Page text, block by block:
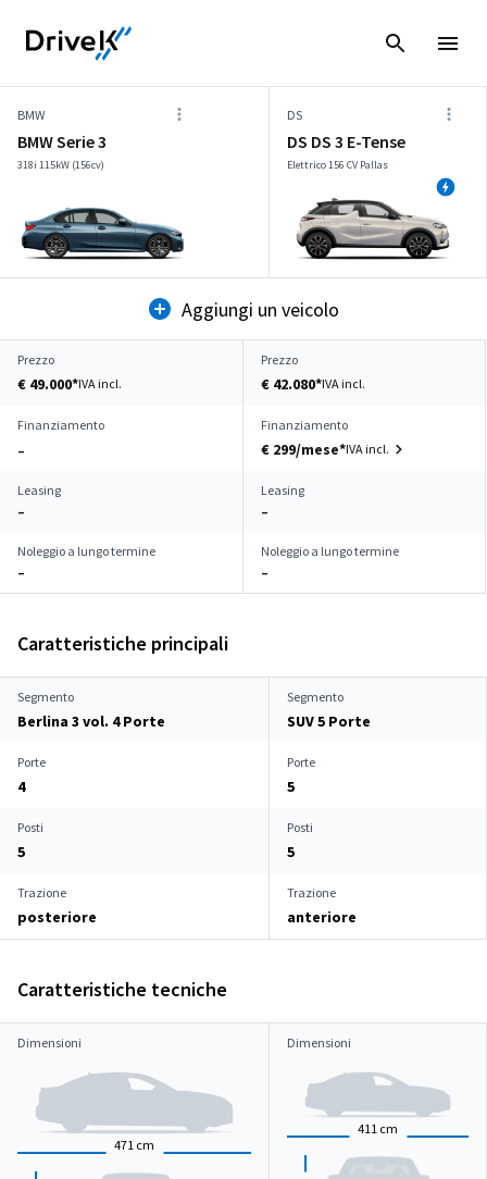
BMW
BMW Serie 3
318i 115kW (156cv)
DS
DS DS 3 E-Tense
Elettrico 156 CV Pallas
Aggiungi un veicolo
Prezzo
€ 49.000*IVA incl.
Prezzo
€ 42.080*IVA incl.
Finanziamento
–
Finanziamento
€ 299/mese*IVA incl.
Leasing
–
Leasing
–
Noleggio a lungo termine
–
Noleggio a lungo termine
–
Caratteristiche principali
Segmento
Berlina 3 vol. 4 Porte
Segmento
SUV 5 Porte
Porte
4
Porte
5
Posti
5
Posti
5
Trazione
posteriore
Trazione
anteriore
Caratteristiche tecniche
Dimensioni
471 cm
Dimensioni
411 cm